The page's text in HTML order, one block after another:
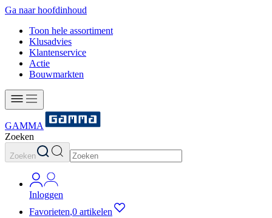
Ga naar hoofdinhoud
Toon hele assortiment
Klusadvies
Klantenservice
Actie
Bouwmarkten
GAMMA
Zoeken
Zoeken
Inloggen
Favorieten,0 artikelen